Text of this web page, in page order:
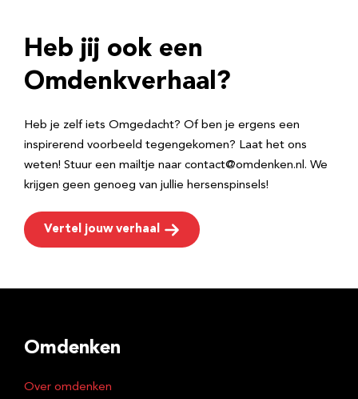
r
e
Heb jij ook een
Omdenkverhaal?
Heb je zelf iets Omgedacht? Of ben je ergens een
inspirerend voorbeeld tegengekomen? Laat het ons
weten! Stuur een mailtje naar contact@omdenken.nl. We
krijgen geen genoeg van jullie hersenspinsels!
Vertel jouw verhaal
Omdenken
Over omdenken